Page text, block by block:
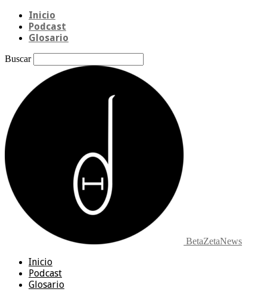
Inicio
Podcast
Glosario
Buscar
BetaZetaNews
Inicio
Podcast
Glosario